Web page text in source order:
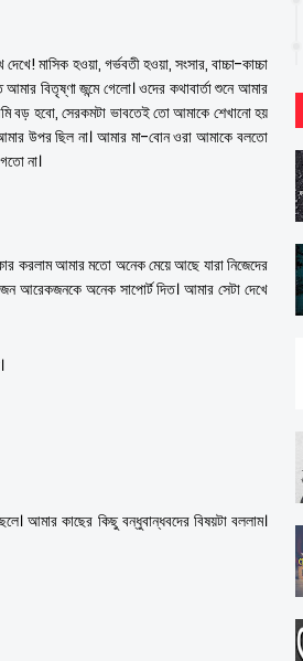
মাসিক হওয়া, গর্ভবতী হওয়া, সংসার, বাচ্চা-কাচ্চা
বিতৃষ্ণা জন্মে গেলো। ওদের কথাবার্তা শুনে আমার
বড় হবো, সেরকমটা ভাবতেই তো আমাকে শেখানো হয়
উপর ছিল না। আমার মা-বোন ওরা আমাকে বলতো
না।
করলাম আমার মতো অনেক মেয়ে আছে যারা নিজেদের
আরেকজনকে অনেক সাপোর্ট দিত। আমার সেটা দেখে
আমার কাছের কিছু বন্ধুবান্ধবদের বিষয়টা বললাম।